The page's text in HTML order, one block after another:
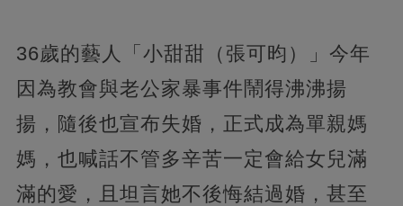
36歲的藝人「小甜甜（張可昀）」今年
因為教會與老公家暴事件鬧得沸沸揚
揚，隨後也宣布失婚，正式成為單親媽
媽，也喊話不管多辛苦一定會給女兒滿
滿的愛，且坦言她不後悔結過婚，甚至